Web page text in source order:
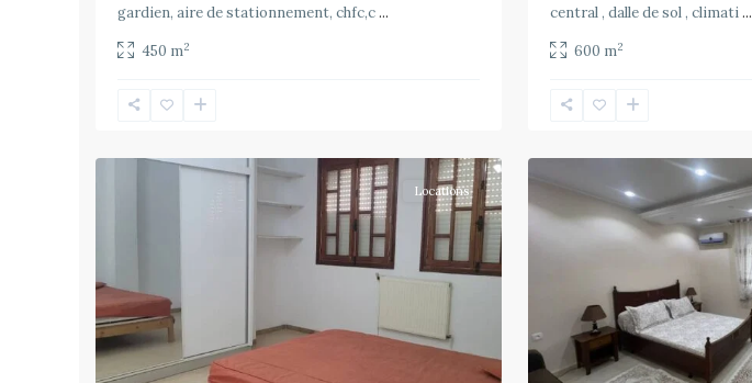
gardien, aire de stationnement, chfc,c...
450 m2
central , dalle de sol , climati...
600 m2
Locations